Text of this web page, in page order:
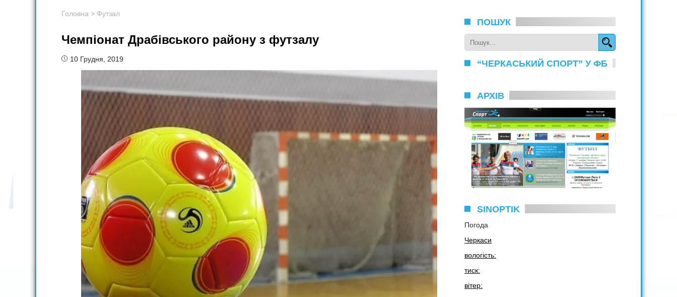
Головна > Футзал
Чемпіонат Драбівського району з футзалу
10 Грудня, 2019
ПОШУК
“ЧЕРКАСЬКИЙ СПОРТ” У ФБ
АРХІВ
SINOPTIK
Погода
Черкаси
вологість:
тиск:
вітер: